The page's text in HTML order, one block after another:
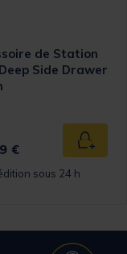
de Station
Side Drawer
€
sous 24 h